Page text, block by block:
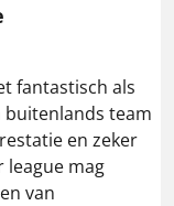
fantastisch als
buitenlands team
en zeker
league mag
van